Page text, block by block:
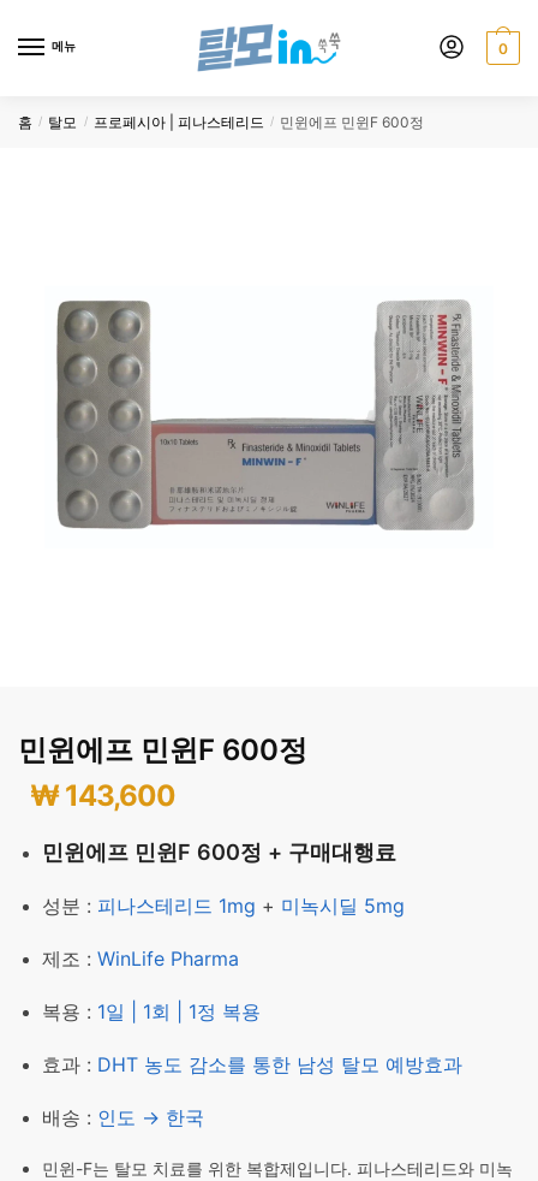
메뉴 0
홈 / 탈모 / 프로페시아 | 피나스테리드 / 민윈에프 민윈F 600정
민윈에프 민윈F 600정
₩143,600
민윈에프 민윈F 600정 + 구매대행료
성분 : 피나스테리드 1mg + 미녹시딜 5mg
제조 : WinLife Pharma
복용 : 1일 | 1회 | 1정 복용
효과 : DHT 농도 감소를 통한 남성 탈모 예방효과
배송 : 인도 → 한국
민윈-F는 탈모 치료를 위한 복합제입니다. 피나스테리드와 미녹